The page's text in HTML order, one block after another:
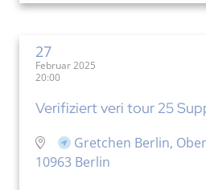
27
Februar 2025
20:00
Verifiziert veri tour 25
Gretchen Berlin,
10963 Berlin